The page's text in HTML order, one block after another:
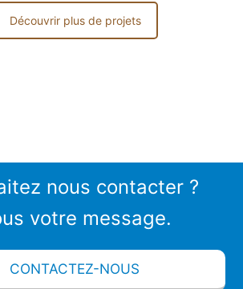
Découvrir plus de projets
nous contacter ?
votre message.
CONTACTEZ-NOUS